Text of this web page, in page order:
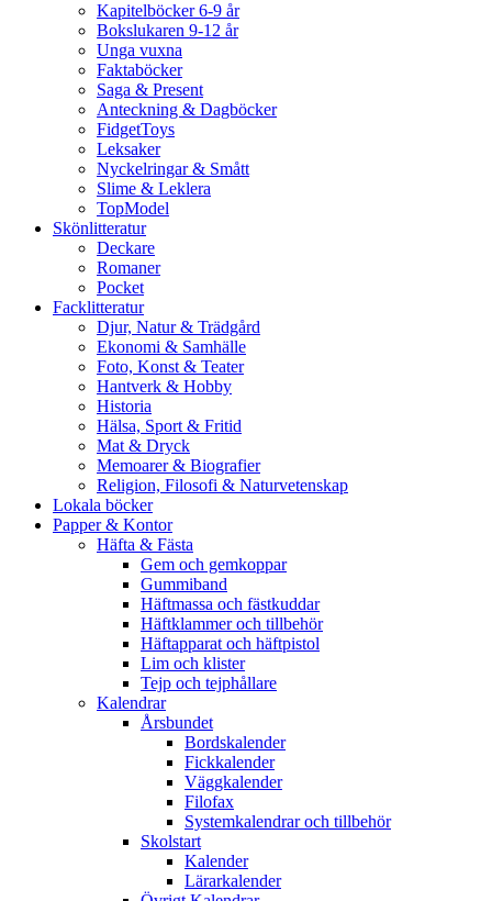
Kapitelböcker 6-9 år
Bokslukaren 9-12 år
Unga vuxna
Faktaböcker
Saga & Present
Anteckning & Dagböcker
FidgetToys
Leksaker
Nyckelringar & Smått
Slime & Leklera
TopModel
Skönlitteratur
Deckare
Romaner
Pocket
Facklitteratur
Djur, Natur & Trädgård
Ekonomi & Samhälle
Foto, Konst & Teater
Hantverk & Hobby
Historia
Hälsa, Sport & Fritid
Mat & Dryck
Memoarer & Biografier
Religion, Filosofi & Naturvetenskap
Lokala böcker
Papper & Kontor
Häfta & Fästa
Gem och gemkoppar
Gummiband
Häftmassa och fästkuddar
Häftklammer och tillbehör
Häftapparat och häftpistol
Lim och klister
Tejp och tejphållare
Kalendrar
Årsbundet
Bordskalender
Fickkalender
Väggkalender
Filofax
Systemkalendrar och tillbehör
Skolstart
Kalender
Lärarkalender